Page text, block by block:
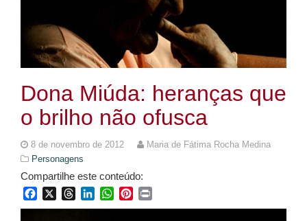
Dona Miúda: heranças que
o brilho não ofusca
8 de novembro de 2012
Maria de Fátima Rocha Medina
Personagens
Compartilhe este conteúdo:
FacebookThreadsLinkedInWhatsApp
Pinterest